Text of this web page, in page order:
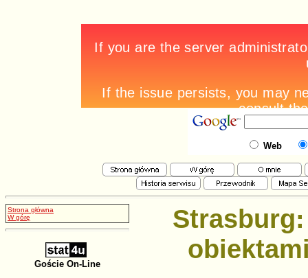
Web
Strona główna
W górę
Goście On-Line